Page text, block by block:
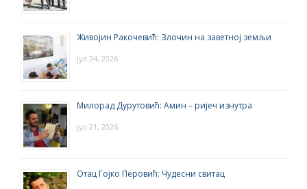
Живојин Ракочевић: Злочин на заветној земљи
јул 24, 2026
Милорад Дурутовић: Амин – ријеч изнутра
јул 21, 2026
Отац Гојко Перовић: Чудесни свитац